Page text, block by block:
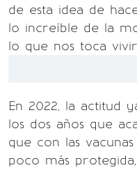
de esta idea de
lo increíble de la
lo que nos toca
En 2022, la actitud
los dos años que
que con las
poco más